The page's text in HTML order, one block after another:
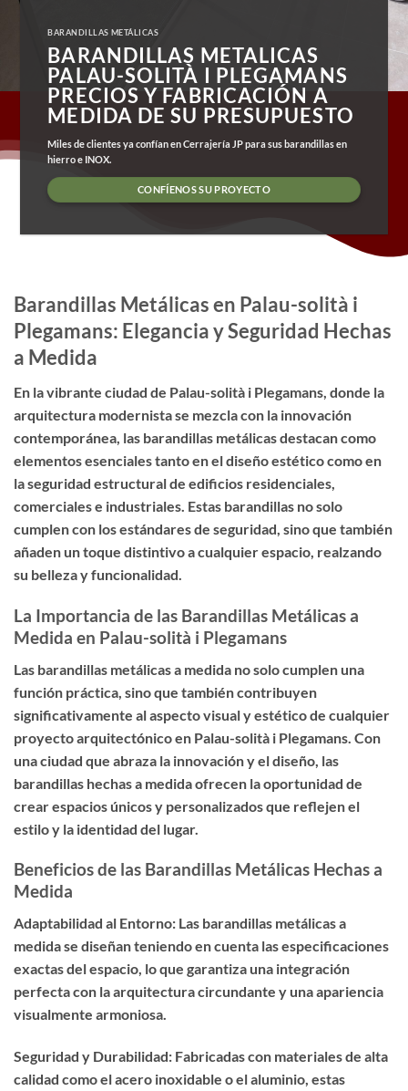
BARANDILLAS METÁLICAS
BARANDILLAS METALICAS
PALAU-SOLITÀ I PLEGAMANS
PRECIOS Y FABRICACIÓN A
MEDIDA DE SU PRESUPUESTO
Miles de clientes ya confían en Cerrajería JP para sus barandillas en
hierro e INOX.
CONFÍENOS SU PROYECTO
Barandillas Metálicas en Palau-solità i
Plegamans: Elegancia y Seguridad Hechas
a Medida
En la vibrante ciudad de Palau-solità i Plegamans, donde la
arquitectura modernista se mezcla con la innovación
contemporánea, las barandillas metálicas destacan como
elementos esenciales tanto en el diseño estético como en
la seguridad estructural de edificios residenciales,
comerciales e industriales. Estas barandillas no solo
cumplen con los estándares de seguridad, sino que también
añaden un toque distintivo a cualquier espacio, realzando
su belleza y funcionalidad.
La Importancia de las Barandillas Metálicas a
Medida en Palau-solità i Plegamans
Las barandillas metálicas a medida no solo cumplen una
función práctica, sino que también contribuyen
significativamente al aspecto visual y estético de cualquier
proyecto arquitectónico en Palau-solità i Plegamans. Con
una ciudad que abraza la innovación y el diseño, las
barandillas hechas a medida ofrecen la oportunidad de
crear espacios únicos y personalizados que reflejen el
estilo y la identidad del lugar.
Beneficios de las Barandillas Metálicas Hechas a
Medida
Adaptabilidad al Entorno: Las barandillas metálicas a
medida se diseñan teniendo en cuenta las especificaciones
exactas del espacio, lo que garantiza una integración
perfecta con la arquitectura circundante y una apariencia
visualmente armoniosa.
Seguridad y Durabilidad: Fabricadas con materiales de alta
calidad como el acero inoxidable o el aluminio, estas